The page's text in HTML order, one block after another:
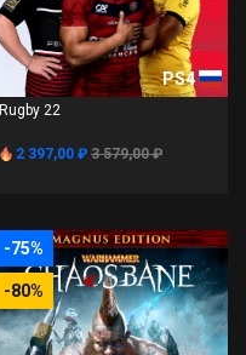
PS4
Rugby 22
2 397,00 ₽ 3 579,00 ₽
-75%
-80%